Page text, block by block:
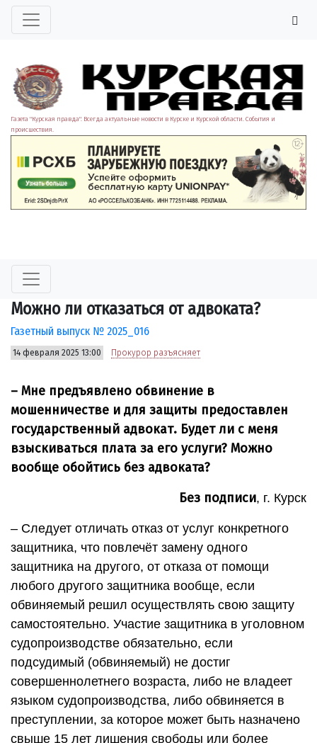
Газета "Курская правда". Всегда актуальные новости в Курске и Курской области. События и
происшествия.
Можно ли отказаться от адвоката?
Газетный выпуск № 2025_016
14 февраля 2025 13:00 Прокурор разъясняет
– Мне предъявлено обвинение в
мошенничестве и для защиты предоставлен
государственный адвокат. Будет ли с меня
взыскиваться плата за его услуги? Можно
вообще обойтись без адвоката?
Без подписи, г. Курск
– Следует отличать отказ от услуг конкретного
защитника, что повлечёт замену одного
защитника на другого, от отказа от помощи
любого другого защитника вообще, если
обвиняемый решил осуществлять свою защиту
самостоятельно. Участие защитника в уголовном
судопроизводстве обязательно, если
подсудимый (обвиняемый) не достиг
совершеннолетнего возраста, либо не владеет
языком судопроизводства, либо обвиняется в
преступлении, за которое может быть назначено
свыше 15 лет лишения свободы или более